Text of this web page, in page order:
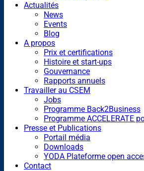
Actualités
News
Events
Blog
A propos
Prix et certifications
Histoire et start-ups
Gouvernance
Rapports annuels
Travailler au CSEM
Jobs
Programme Back2Business
Programme ACCELERATE
Presse et Publications
Portail média
Downloads
YODA Plateforme open
Contact